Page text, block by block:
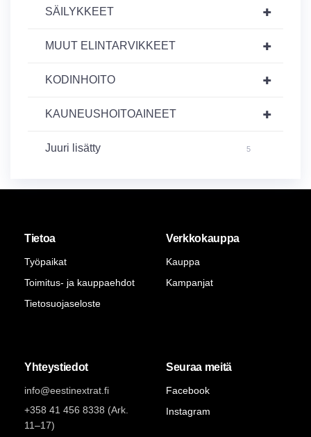
+
SÄILYKKEET
+
MUUT ELINTARVIKKEET
+
KODINHOITO
+
KAUNEUSHOITOAINEET
Juuri lisätty 5
Tietoa
Työpaikat
Toimitus- ja kauppaehdot
Tietosuojaseloste
Verkkokauppa
Kauppa
Kampanjat
Yhteystiedot
info@eestinextrat.fi
+358 41 456 8338 (Ark.
11–17)
Seuraa meitä
Facebook
Instagram